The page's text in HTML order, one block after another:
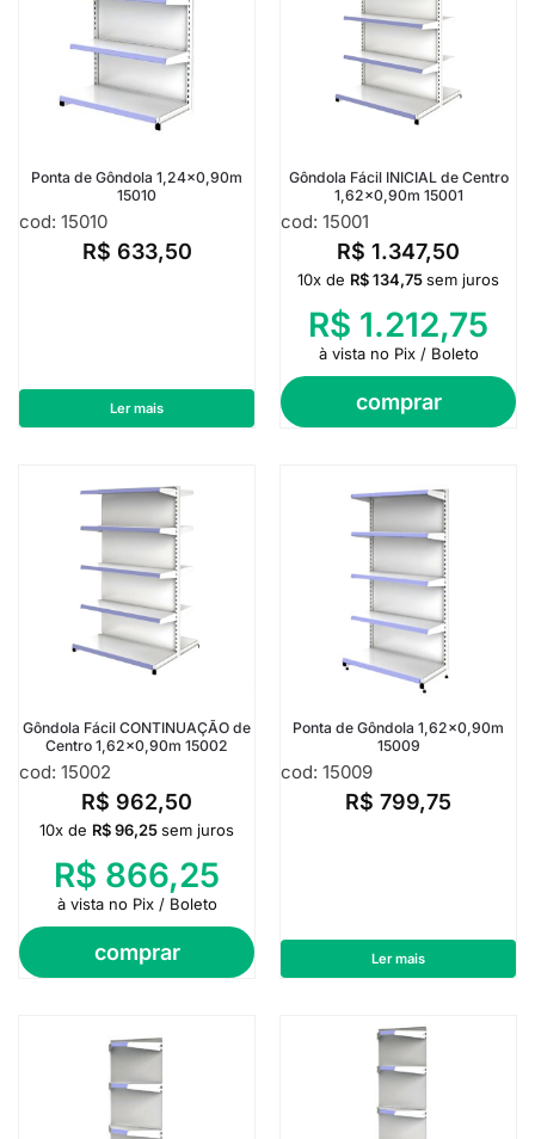
Ponta de Gôndola 1,24×0,90m
15010
cod: 15010
R$ 633,50
Ler mais
Gôndola Fácil INICIAL de Centro
1,62×0,90m 15001
cod: 15001
R$ 1.347,50
comprar
10x de R$134,75sem juros
R$ 1.212,75
à vista no Pix / Boleto
Gôndola Fácil CONTINUAÇÃO de
Centro 1,62×0,90m 15002
cod: 15002
R$ 962,50
comprar
10x de R$96,25sem juros
R$ 866,25
à vista no Pix / Boleto
Ponta de Gôndola 1,62×0,90m
15009
cod: 15009
R$ 799,75
Ler mais